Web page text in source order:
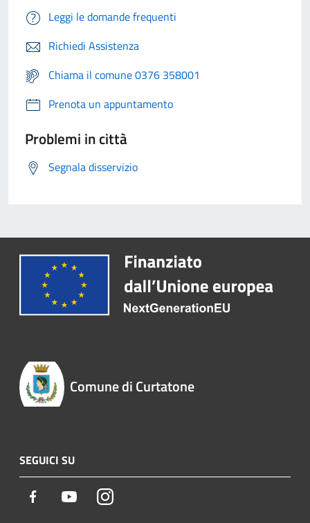
Leggi le domande frequenti
Richiedi Assistenza
Chiama il comune 0376 358001
Prenota un appuntamento
Problemi in città
Segnala disservizio
Comune di Curtatone
SEGUICI SU
Facebook YoutubeInstagram